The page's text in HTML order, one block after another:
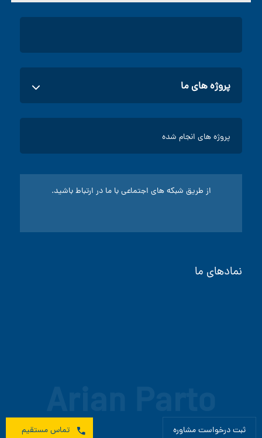
پروژه های ما
پروژه های اداری
پروژه های صنعتی
پروژه های انجام شده
از طریق شبکه های اجتماعی با ما در ارتباط باشید.
نمادهای ما
ثبت درخواست مشاوره تماس مستقیم